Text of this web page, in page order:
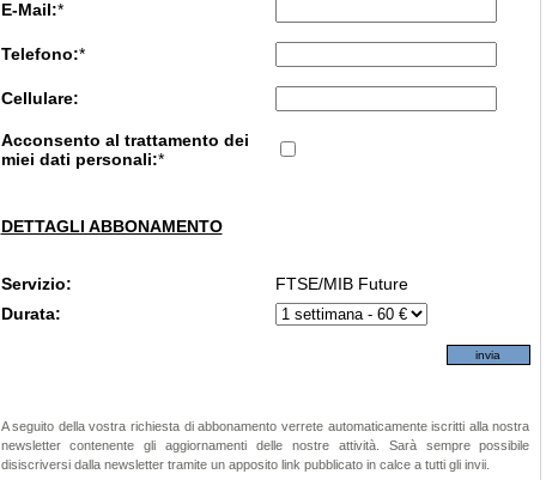
E-Mail:*
Telefono:*
Cellulare:
Acconsento al trattamento dei
miei dati personali:*
DETTAGLI ABBONAMENTO
Servizio:
FTSE/MIB Future
Durata:
A seguito della vostra richiesta di abbonamento verrete automaticamente iscritti alla nostra
newsletter contenente gli aggiornamenti delle nostre attività. Sarà sempre possibile
disiscriversi dalla newsletter tramite un apposito link pubblicato in calce a tutti gli invii.